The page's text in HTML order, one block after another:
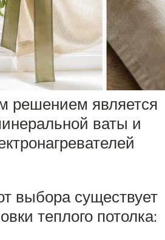
решением является
ваты и
выбора существует
теплого потолка: